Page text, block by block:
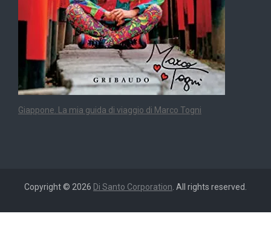
Giappone. La mia guida di viaggio di Marco Togni
Copyright © 2026 Di Santo Corporation. All rights reserved.